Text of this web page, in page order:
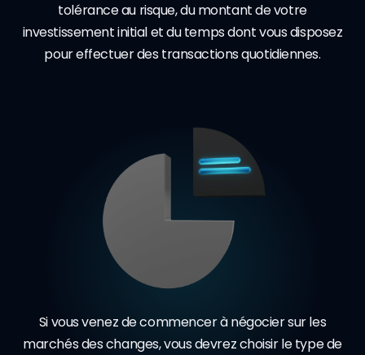
tolérance au risque, du montant de votre
investissement initial et du temps dont vous disposez
pour effectuer des transactions quotidiennes.
Si vous venez de commencer à négocier sur les
marchés des changes, vous devrez choisir le type de